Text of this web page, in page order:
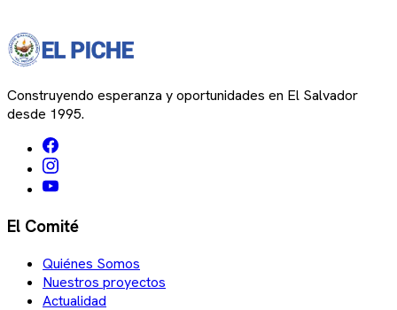
Construyendo esperanza y oportunidades en El Salvador
desde 1995.
El Comité
Quiénes Somos
Nuestros proyectos
Actualidad